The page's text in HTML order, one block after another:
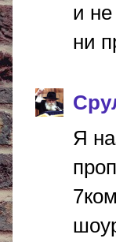
и
ни
Я